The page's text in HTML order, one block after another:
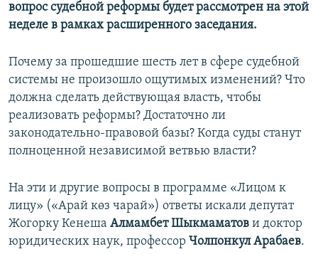
вопрос судебной реформы будет рассмотрен на этой
неделе в рамках расширенного заседания.
Почему за прошедшие шесть лет в сфере судебной
системы не произошло ощутимых изменений? Что
должна сделать действующая власть, чтобы
реализовать реформы? Достаточно ли
законодательно-правовой базы? Когда суды станут
полноценной независимой ветвью власти?
На эти и другие вопросы в программе «Лицом к
лицу» («Арай көз чарай») ответы искали депутат
Жогорку Кенеша Алмамбет Шыкмаматов и доктор
юридических наук, профессор Чолпонкул Арабаев.